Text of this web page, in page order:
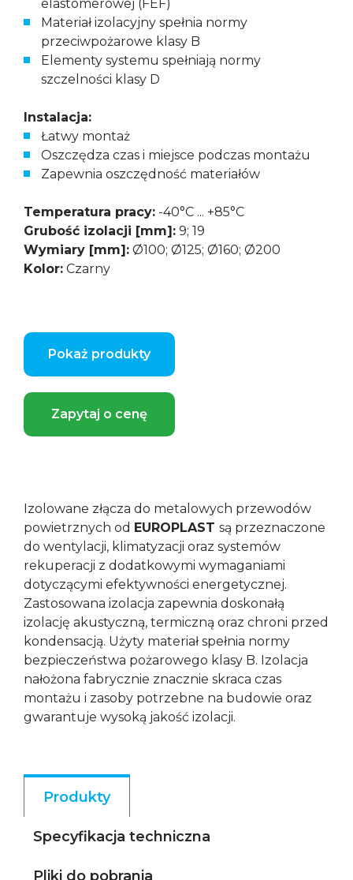
elastomerowej (FEF)
Materiał izolacyjny spełnia normy
przeciwpożarowe klasy B
Elementy systemu spełniają normy
szczelności klasy D
Instalacja:
Łatwy montaż
Oszczędza czas i miejsce podczas montażu
Zapewnia oszczędność materiałów
Temperatura pracy: -40°C ... +85°C
Grubość izolacji [mm]: 9; 19
Wymiary [mm]: Ø100; Ø125; Ø160; Ø200
Kolor: Czarny
Pokaż produkty
Zapytaj o cenę
Izolowane złącza do metalowych przewodów
powietrznych od EUROPLAST są przeznaczone
do wentylacji, klimatyzacji oraz systemów
rekuperacji z dodatkowymi wymaganiami
dotyczącymi efektywności energetycznej.
Zastosowana izolacja zapewnia doskonałą
izolację akustyczną, termiczną oraz chroni przed
kondensacją. Użyty materiał spełnia normy
bezpieczeństwa pożarowego klasy B. Izolacja
nałożona fabrycznie znacznie skraca czas
montażu i zasoby potrzebne na budowie oraz
gwarantuje wysoką jakość izolacji.
Produkty
Specyfikacja techniczna
Pliki do pobrania